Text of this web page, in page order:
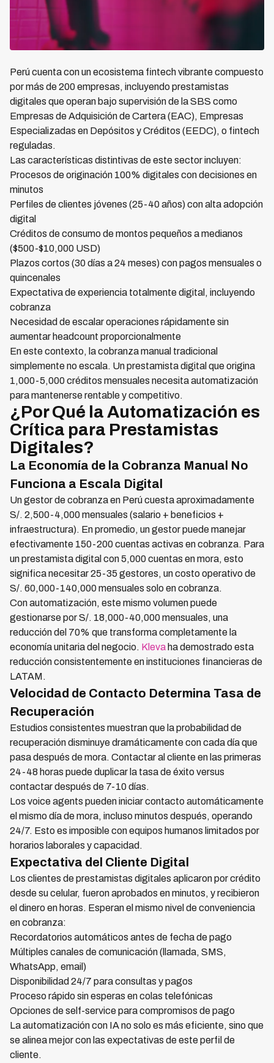
Perú cuenta con un ecosistema fintech vibrante compuesto
por más de 200 empresas, incluyendo prestamistas
digitales que operan bajo supervisión de la SBS como
Empresas de Adquisición de Cartera (EAC), Empresas
Especializadas en Depósitos y Créditos (EEDC), o fintech
reguladas.
Las características distintivas de este sector incluyen:
Procesos de originación 100% digitales con decisiones en
minutos
Perfiles de clientes jóvenes (25-40 años) con alta adopción
digital
Créditos de consumo de montos pequeños a medianos
($500-$10,000 USD)
Plazos cortos (30 días a 24 meses) con pagos mensuales o
quincenales
Expectativa de experiencia totalmente digital, incluyendo
cobranza
Necesidad de escalar operaciones rápidamente sin
aumentar headcount proporcionalmente
En este contexto, la cobranza manual tradicional
simplemente no escala. Un prestamista digital que origina
1,000-5,000 créditos mensuales necesita automatización
para mantenerse rentable y competitivo.
¿Por Qué la Automatización es
Crítica para Prestamistas
Digitales?
La Economía de la Cobranza Manual No
Funciona a Escala Digital
Un gestor de cobranza en Perú cuesta aproximadamente
S/. 2,500-4,000 mensuales (salario + beneficios +
infraestructura). En promedio, un gestor puede manejar
efectivamente 150-200 cuentas activas en cobranza. Para
un prestamista digital con 5,000 cuentas en mora, esto
significa necesitar 25-35 gestores, un costo operativo de
S/. 60,000-140,000 mensuales solo en cobranza.
Con automatización, este mismo volumen puede
gestionarse por S/. 18,000-40,000 mensuales, una
reducción del 70% que transforma completamente la
economía unitaria del negocio. Kleva ha demostrado esta
reducción consistentemente en instituciones financieras de
LATAM.
Velocidad de Contacto Determina Tasa de
Recuperación
Estudios consistentes muestran que la probabilidad de
recuperación disminuye dramáticamente con cada día que
pasa después de mora. Contactar al cliente en las primeras
24-48 horas puede duplicar la tasa de éxito versus
contactar después de 7-10 días.
Los voice agents pueden iniciar contacto automáticamente
el mismo día de mora, incluso minutos después, operando
24/7. Esto es imposible con equipos humanos limitados por
horarios laborales y capacidad.
Expectativa del Cliente Digital
Los clientes de prestamistas digitales aplicaron por crédito
desde su celular, fueron aprobados en minutos, y recibieron
el dinero en horas. Esperan el mismo nivel de conveniencia
en cobranza:
Recordatorios automáticos antes de fecha de pago
Múltiples canales de comunicación (llamada, SMS,
WhatsApp, email)
Disponibilidad 24/7 para consultas y pagos
Proceso rápido sin esperas en colas telefónicas
Opciones de self-service para compromisos de pago
La automatización con IA no solo es más eficiente, sino que
se alinea mejor con las expectativas de este perfil de
cliente.